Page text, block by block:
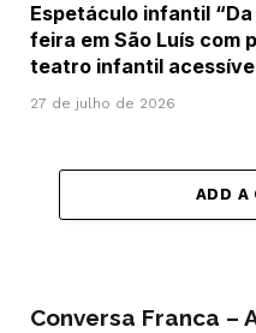
Espetáculo infantil
feira em São Luís com
teatro infantil
27 de julho de 2026
ADD A
Conversa Franca –